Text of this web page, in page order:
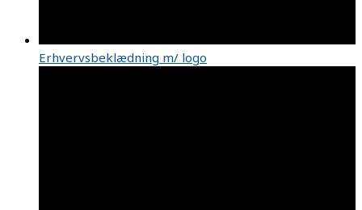
Erhvervsbeklædning m/ logo